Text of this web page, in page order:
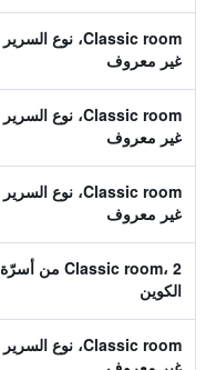
Classic room، نوع السرير
غير معروف
Classic room، نوع السرير
غير معروف
Classic room، نوع السرير
غير معروف
Classic room، 2 من أسرّة
الكوين
Classic room، نوع السرير